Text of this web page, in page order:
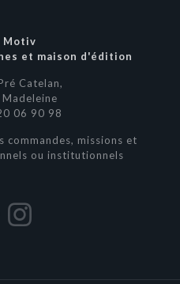
Motiv
et maison d'édition
Catelan,
06 90 98
commandes, missions et
ou institutionnels